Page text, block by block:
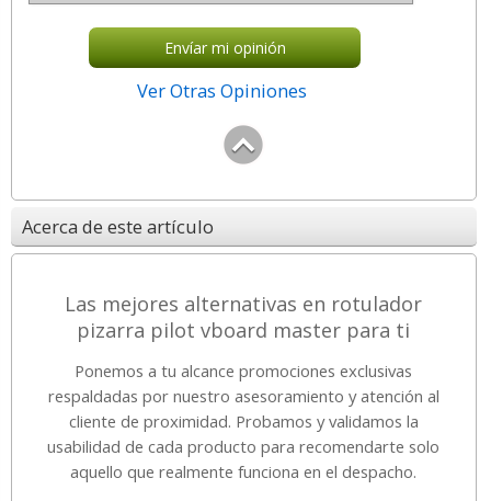
Envíar mi opinión
Ver Otras Opiniones
Acerca de este artículo
Las mejores alternativas en rotulador
pizarra pilot vboard master para ti
Ponemos a tu alcance promociones exclusivas
respaldadas por nuestro asesoramiento y atención al
cliente de proximidad. Probamos y validamos la
usabilidad de cada producto para recomendarte solo
aquello que realmente funciona en el despacho.